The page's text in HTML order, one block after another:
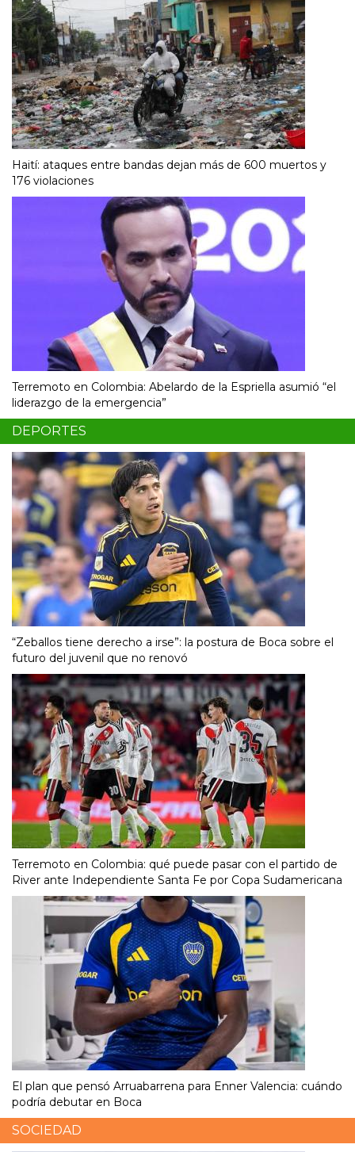
Haití: ataques entre bandas dejan más de 600 muertos y
176 violaciones
Terremoto en Colombia: Abelardo de la Espriella asumió “el
liderazgo de la emergencia”
DEPORTES
“Zeballos tiene derecho a irse”: la postura de Boca sobre el
futuro del juvenil que no renovó
Terremoto en Colombia: qué puede pasar con el partido de
River ante Independiente Santa Fe por Copa Sudamericana
El plan que pensó Arruabarrena para Enner Valencia: cuándo
podría debutar en Boca
SOCIEDAD